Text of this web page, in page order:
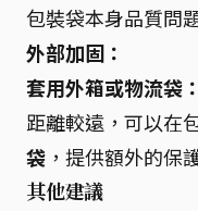
包裝袋本身品質問
外部加固：
套用外箱或物流袋：
距離較遠，可以在
袋 ，提供額外的保
其他建議